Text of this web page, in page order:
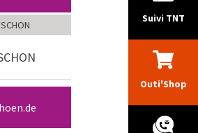
Suivi TNT
Outi'Shop